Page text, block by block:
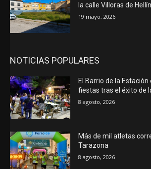
la calle Villoras de Hellín
19 mayo, 2026
NOTICIAS POPULARES
El Barrio de la
fiestas tras el éxito de
8 agosto, 2026
Más de mil atletas
Tarazona
8 agosto, 2026